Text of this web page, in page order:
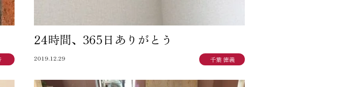
24時間、365日ありがとう
2019.12.29 千葉 徳義